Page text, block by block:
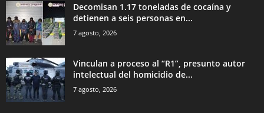
Decomisan 1.17 toneladas de cocaína y
detienen a seis personas en...
7 agosto, 2026
Vinculan a proceso al “R1”, presunto autor
intelectual del homicidio de...
7 agosto, 2026